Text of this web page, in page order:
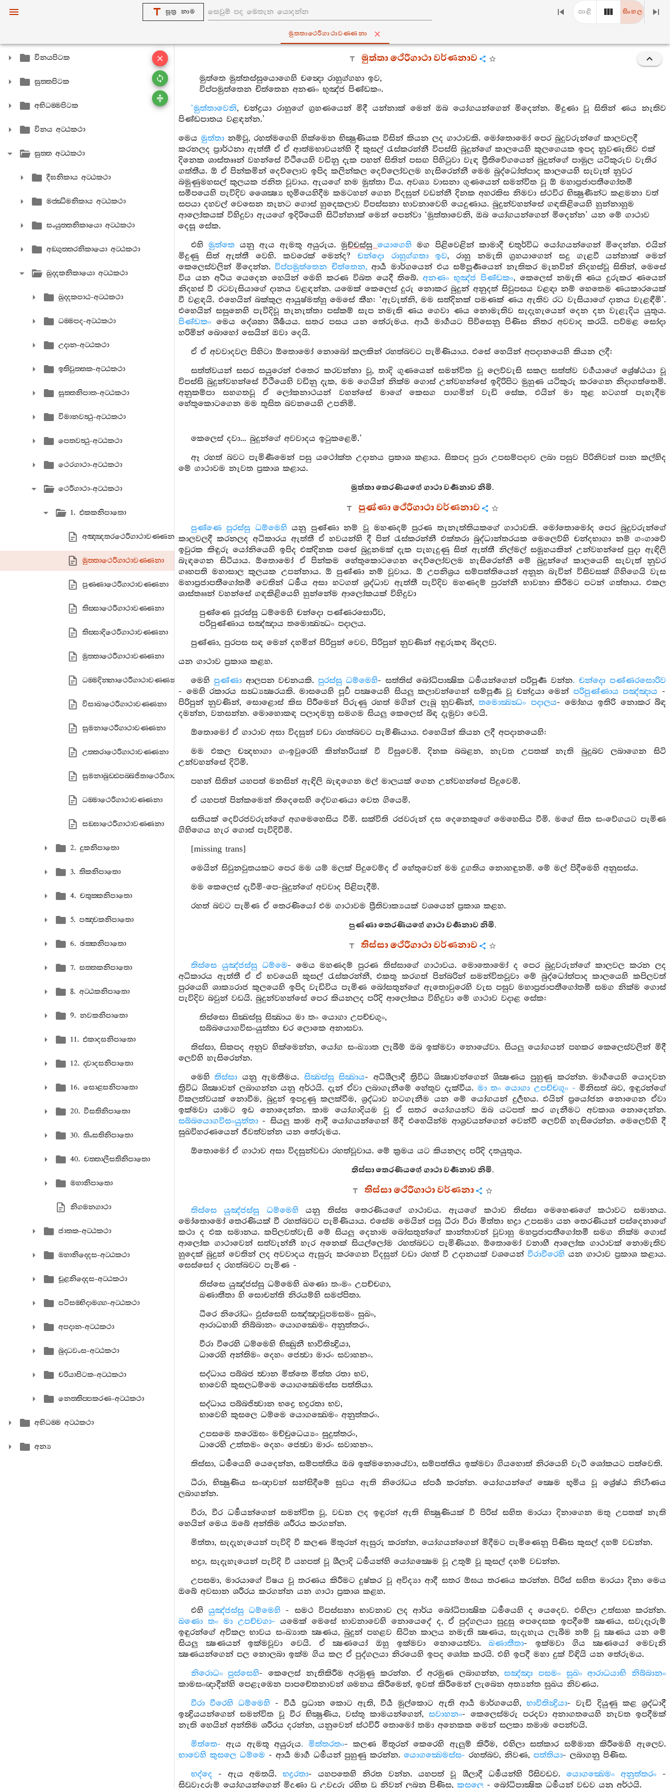
සූත්‍ර නාම පාළි සිංහල
මුත‍්තාථෙරීගාථාවණ‍්ණනා
විනයපිටක
සුත‍්තපිටක
අභිධම‍්මපිටක
විනය අට‍්ඨකථා
සුත‍්ත අට‍්ඨකථා
දීඝනිකාය අට‍්ඨකථා
මජ‍්ඣිමනිකාය අට‍්ඨකථා
සංයුත‍්තනිකායො අට‍්ඨකථා
අඞ‍්ගුත‍්තරනිකායො අට‍්ඨකථා
ඛුද‍්දකනිකායො අට‍්ඨකථා
ඛුද‍්දකපාඨ-අට‍්ඨකථා
ධම‍්මපද-අට‍්ඨකථා
උදාන-අට‍්ඨකථා
ඉතිවුත‍්තක-අට‍්ඨකථා
සුත‍්තනිපාත-අට‍්ඨකථා
විමානවත්‍ථු-අට‍්ඨකථා
පෙතවත්‍ථු-අට‍්ඨකථා
ථෙරගාථා-අට‍්ඨකථා
ථෙරීගාථා-අට‍්ඨකථා
1. එකකනිපාතො
අඤ‍්ඤතරථෙරීගාථාවණ‍්ණනා
මුත‍්තාථෙරීගාථාවණ‍්ණනා
පුණ‍්ණාථෙරීගාථාවණ‍්ණනා
තිස‍්සාථෙරීගාථාවණ‍්ණනා
තිස‍්සාදිථෙරීගාථාවණ‍්ණනා
මුත‍්තාථෙරීගාථාවණ‍්ණනා
ධම‍්මදින‍්නාථෙරීගාථාවණ‍්ණනා
විසාඛාථෙරීගාථාවණ‍්ණනා
සුමනාථෙරීගාථාවණ‍්ණනා
උත‍්තරාථෙරීගාථාවණ‍්ණනා
සුමනාබුඩ‍්ඪපබ‍්බජිතාථෙරීගාථාවණ‍්ණනා
ධම‍්මාථෙරීගාථාවණ‍්ණනා
සඞ‍්ඝාථෙරීගාථාවණ‍්ණනා
2. දුකනිපාතො
3. තිකනිපාතො
4. චතුක‍්කනිපාතො
5. පඤ‍්චකනිපාතො
6. ඡක‍්කනිපාතො
7. සත‍්තකනිපාතො
8. අට‍්ඨකනිපාතො
9. නවකනිපාතො
11. එකාදසනිපාතො
12. ද‍්වාදසනිපාතො
16. සොළසනිපාතො
20. වීසතිනිපාතො
30. තිංසතිනිපාතො
40. චත‍්තාලීසතිනිපාතො
මහානිපාතො
නිගමනගාථා
ජාතක-අට‍්ඨකථා
මහානිද‍්දෙස-අට‍්ඨකථා
චූළනිද‍්දෙස-අට‍්ඨකථා
පටිසම‍්භිදාමග‍්ග-අට‍්ඨකථා
අපදාන-අට‍්ඨකථා
බුද‍්ධවංස-අට‍්ඨකථා
චරියාපිටක-අට‍්ඨකථා
නෙත‍්තිප‍්පකරණ-අට‍්ඨකථා
අභිධම‍්ම අට‍්ඨකථා
අන්‍ය
මුත්තා ථේරීගාථා වර්ණනාව
මුත්තෙ මුත්තස්සුයොගෙහි චන්‍දො රාහුග්ගහා ඉව,
විප්පමුත්තෙන චිත්තෙන අනණං භුඤ්ජ පිණ්ඩකං.
‘මුත්තාවෙනි, චන්ද්‍රයා රාහුගේ ග්‍රහණයෙන් මිදී යන්නාක් මෙන් ඔබ යෝගයන්ගෙන් මිදෙන්න. මිදුණා වූ සිතින් ණය නැතිව
පිණ්ඩපාතය වළඳන්න.’
මෙය මුත්තා නම්වූ, රහත්මගෙහි හික්මෙන භික්‍ෂුණියක විසින් කියන ලද ගාථාවකි. මෝතොමෝ පෙර බුදුවරුන්ගේ කාලවලදී
කරනලද ප්‍රාර්ථනා ඇත්තී ඒ ඒ ආත්මභාවයන්හි දී කුසල් රැස්කරන්නී විපස්සි බුදුන්ගේ කාලයෙහි කුලගෙයක ඉපද නුවණැතිව එක්
දිනෙක ශාස්තෲන් වහන්සේ වීථියෙහි වඩිනු දැක පහන් සිතින් පසඟ පිහිටුවා වැඳ ප්‍රීතිවේගයෙන් බුදුන්ගේ පාමුල යටිකුරුව වැතිර
ගත්තීය. ඕ ඒ පින්කමින් දෙව්ලොව ඉපිද කලින්කල දෙව්ලෝවලම හැසිරෙන්නී මෙම බුද්ධෝත්පාද කාලයෙහි සැවැත් නුවර
බමුණුමහසල් කුලයක ජනිත වූවාය. ඇයගේ නම මුත්තා විය. අවශ්‍ය වාසනා ගුණයෙන් සමන්විත වූ ඕ මහාප්‍රජාපතීගෝතමී
සමීපයෙහි පැවිදිව ශෛක්‍ෂ්‍ය භූමියෙහිදීම කමටහන් ගෙන විදසුන් වඩන්නී දිනක අහරකිස නිමවා ස්ථවිර භික්‍ෂුණීන්ට කළමනා වත්
සපයා දහවල් වෙසෙන තැනට ගොස් හුදෙකලාව විපස්සනා භාවනාවෙහි යෙදුණාය. බුදුන්වහන්සේ ගඳකිළියෙහි හුන්නාහුම
ආලෝකයක් විහිදුවා ඇයගේ ඉදිරියෙහි සිටින්නාක් මෙන් පෙන්වා ‘මුත්තාවෙනි, ඔබ යෝගයන්ගෙන් මිදෙන්න’ යන මේ ගාථාව
දෙසූ සේක.
එහි මුත්තෙ යනු ඇය ඇමතූ අයුරුය.මුච්චස්සුයොගෙහි මග පිළිවෙළින් කාමාදී චතුර්විධ යෝගයන්ගෙන් මිදෙන්න. එයින්
මිදුණු සිත් ඇත්තී වෙහි. කවරෙක් මෙන්ද? චන්දො රාහුග්ගතා ඉව, රාහු නමැති ග්‍රහයාගෙන් සදු ගැළවී යන්නාක් මෙන්
කෙලෙස්වලින් මිදෙන්න.විප්පමුත්තෙන චිත්තෙන, ආර්‍ය මාර්ගයෙන් එය සම්පූර්‍ණයෙන් නැතිකර මැනවින් නිදහස්වූ සිතින්, මෙසේ
විය යන අර්‍ථය යෙදෙන හෙයින් මෙහි කරණ විබත යෙදී තිබේ.අනණං භුඤ්ජ පිණ්ඩකං, කෙලෙස් නමැති ණය දුරුකර ණයෙන්
නිදහස් වී රටවැසියාගේ දානය වළඳන්න. යමෙක් කෙලෙස් දුරු නොකර බුදුන් අනුදත් සිවුපසය වළඳා නම් හෙතෙම ණයකාරයෙක්
වී වළඳයි. එහෙයින් බක්කුල ආයුෂ්මත්හු මෙසේ කීහ: ‘ඇවැත්නි, මම සත්දිනක් පමණක් ණය ඇතිව රට වැසියාගේ දානය වැළඳීමි’.
එහෙයින් සසුනෙහි පැවිදිවූ තැනැත්තා පස්කම් සැප නමැති ණය ගෙවා ණය නොමැතිව සැදැහැයෙන් දෙන දන වැළැදිය යුතුය.
පිණ්ඩකංමෙය දේශනා ශීර්‍ෂයය. සතර පසය යන තේරුමය. ආර්‍ය මාර්‍ගයට පිවිසෙනු පිණිස නිතර අවවාද කරයි. පව්මළ සෝදා
හරිමින් බොහෝ සෙයින් ඔවා දෙයි.
ඒ ඒ අවවාදවල පිහිටා ඕතොමෝ නොබෝ කලකින් රහත්බවට පැමිණියාය. එසේ හෙයින් අපදානයෙහි කියන ලදී:
සත්ත්වයන් සසර සයුරෙන් එතෙර කරවන්නා වූ, තාදි ගුණයෙන් සමන්විත වූ ලෙව්වැසි සකල සත්ත්ව වර්‍ගයාගේ ශ්‍රේෂ්ඨයා වූ
විපස්සි බුදුන්වහන්සේ වීථියෙහි වඩිනු දැක, මම ගෙයින් නික්ම ගොස් උන්වහන්සේ ඉදිරිපිට මුහුණ යටිකුරු කරගෙන නිදාගත්තෙමි.
අනුකම්පා සහගතවූ ඒ ලෝකනාථයන් වහන්සේ මාගේ කෙසග පාගමින් වැඩි සේක, එයින් මා තුළ හටගත් පැහැදීම
හේතුකොටගෙන මම තුසිත බවනයෙහි උපනිමි.
කෙලෙස් දවා... බුදුන්ගේ අවවාදය ඉටුකළෙමි.’
ඈ රහත් බවට පැමිණීමෙන් පසු යථෝක්ත උදානය ප්‍රකාශ කළාය. සිකපද පුරා උපසම්පදාව ලබා පසුව පිරිනිවන් පාන කල්හිද
මේ ගාථාවම නැවත ප්‍රකාශ කළාය.
මුත්තා තෙරණියගේ ගාථා වර්‍ණනාව නිමි.
පුණ්ණා ථේරීගාථා වර්ණනාව
පුණ්ණෙ පූරස්සු ධම්මෙහි යනු පුණ්ණා නම් වූ මහණදම් පුරණ තැනැත්තියකගේ ගාථාවකි. මෝතොමෝද පෙර බුදුවරුන්ගේ
කාලවලදී කරනලද අධිකාරය ඇත්තී ඒ හවයන්හි දී පින් රැස්කරන්නී එක්තරා බුද්ධාන්තරයක මෙලෙව්හි චන්දභාගා නම් ගංගාවේ
ඉවුරක කිඳුරු යෝනියෙහි ඉපිද එක්දිනක පසේ බුදුනමක් දැක පැහැදුණු සිත් ඇත්තී නිල්මල් සමූහයකින් උන්වහන්සේ පුදා ඇඳිලි
බැඳගෙන සිටියාය. ඕතොමෝ ඒ පින්කම හේතුකොටගෙන දෙව්ලෝවලම හැසිරෙන්නී මේ බුදුන්ගේ කාලයෙහි සැවැත් නුවර
ගෘහපති මහාසාල කුලයක උපන්නාය. ඕ පුණ්ණා නම් වූවාය. ඕ උපනිශ්‍රය සම්පත්තියෙන් අනූන බැවින් විසිවසක් ගිහිගෙයි වැස
මහාප්‍රජාපතීගෝතමී වෙතින් ධර්‍මය අසා හටගත් ශ්‍රද්ධාව ඇත්තී පැවිදිව මහණදම් පුරන්නී භාවනා කිරීමට පටන් ගත්තාය. එකල
ශාස්තෲන් වහන්සේ ගඳකිළියෙහි හුන්නේම ආලෝකයක් විහිදුවා
පුණ්ණෙ පූරස්සු ධම්මෙහි චන්දො පණ්ණරසොරිව,
පරිපුණ්ණාය සඤ්ඤාය තමොක්‍ඛන්‍ධං පදාලය.
පුණ්ණා, පුරපස සඳ මෙන් දහමින් පිරිපුන් වෙව, පිරිපුන් නුවණින් අඳුරුකඳ බිඳලව.
යන ගාථාව ප්‍රකාශ කළහ.
මෙහි පුණ්ණාආලපන වචනයකි.පුරස්සු ධම්මෙහි- සත්තිස් බෝධිපාක්‍ෂික ධර්‍මයන්ගෙන් පරිපූර්‍ණ වන්න. චන්දො පණ්ණරසොරිව
- මෙහි රකාරය සන්‍ධ්‍යක්‍ෂරයකි. මාසයෙහි පූර්‍ව පක්‍ෂයෙහි සියලු කලාවන්ගෙන් සම්පූර්‍ණ වූ චන්ද්‍රයා මෙන් පරිපුණ්ණාය පඤ්ඤාය -
පිරිපුන් නුවණින්, සොළොස් කිස පිරීමෙන් පිරුණු රහත් මගින් ලැබූ නුවණින්,තමොක්‍ඛන්‍ධං පදාලය- මෝහය ඉතිරි නොකර බිඳ
දමන්න, වනසන්න. මොහොකඳ පලාදමනු සමගම සියලු කෙලෙස් බිඳ දැමුවා වෙයි.
ඕතොමෝ ඒ ගාථාව අසා විදසුන් වඩා රහත්බවට පැමිණියාය. එහෙයින් කියන ලදී අපදානයෙහි:
මම එකල චන්‍දභාගා ගංඉවුරෙහි කින්නරියක් වී විසුවෙමි. දිනක බබළන, නැවත උපතක් නැති බුදුබව ලබාගෙන සිටි
උන්වහන්සේ දිටිමි.
පහන් සිතින් යහපත් මනසින් ඇඳිලි බැඳගෙන මල් මාලයක් ගෙන උන්වහන්සේ පිදුවෙමි.
ඒ යහපත් පින්කමෙන් තිදෙසෙහි දේවගණයා වෙත ගියෙමි.
සතියක් දෙව්රජවරුන්ගේ අගමෙහෙසිය වීමි. සක්විති රජවරුන් දස දෙනෙකුගේ මෙහෙසිය වීමි. මගේ සිත සංවේගයට පැමිණ
ගිහිගෙය හැර ගොස් පැවිදිවීමි.
[missing trans]
මෙයින් සිවුනවුතයකට පෙර මම යම් මලක් පිදුවෙම්ද ඒ හේතුවෙන් මම දුගතිය නොහඳුනමි. මේ මල් පිදීමෙහි අනුසස්ය.
මම කෙලෙස් දැවීමි-පෙ-බුදුන්ගේ අවවාද පිළිපැදීමි.
රහත් බවට පැමිණ ඒ තෙරණියෝ එම ගාථාවම ප්‍රීතිවාක්‍යයක් වශයෙන් ප්‍රකාශ කළහ.
පුණ්ණා තෙරණියගේ ගාථා වර්‍ණනාව නිමි.
තිස්සා ථේරීගාථා වර්ණනාව
තිස්සෙ යුඤ්ජස්සු ධම්මෙ- මෙය මහණදම් පුරණ තිස්සාගේ ගාථාවය. මොතොමෝ ද පෙර බුදුවරුන්ගේ කාලවල කරන ලද
අධිකාරය ඇත්තී ඒ ඒ භවයෙහි කුසල් රැස්කරන්නී, එකතු කරගත් පින්බරින් සමන්විතවූවා මේ බුද්ධෝත්පාද කාලයෙහි කපිලවත්
පුරයෙහි ශාක්‍යරාජ කුලයෙහි ඉපිද වැඩිවිය පැමිණ බෝසතුන්ගේ ඇතොවුරෙහි වැස පසුව මහාප්‍රජාපතීගෝතමී සමග නික්ම ගොස්
පැවිදිව බවුන් වඩයි. බුදුන්වහන්සේ පෙර කියනලද පරිදි ආලෝකය විහිදුවා මේ ගාථාව වදාළ සේක:
තිස්සො සික්‍ඛස්සු සික්‍ඛාය මා තං යොගා උපච්චගුං,
සබ්බයොගවිසංයුත්තා චර ලොකෙ අනාසවා.
තිස්සා, සිකපද අනුව හික්මෙන්න, යෝග සංඛ්‍යාත ලැබීම් ඔබ ඉක්මවා නොයේවා. සියලු යෝගයන් පහකර කෙලෙස්වලින් මිදී
ලෙව්හි හැසිරෙන්න.
මෙහිතිස්සා යනු ඇමතීමය. සික්‍ඛස්සු සික්‍ඛාය- අධිශීලාදී ත්‍රිවිධ ශික්‍ෂාවන්ගෙන් ශික්‍ෂණය පුහුණු කරන්න. මාර්‍ගයෙහි යොදවන
ත්‍රිවිධ ශික්‍ෂාවන් ලබාගන්න යනු අර්ථයි. දැන් ඒවා ලබාගැනීමේ හේතුව දැක්වීය. මා තං යොගා උපච්චගූං - මිනිසත් බව, ඉඳුරන්ගේ
විකලත්වයක් නොවීම, බුදුන් ඉපදුණු කලක්වීම, ශ්‍රද්ධාව හටගැනීම යන මේ යෝගයන් දුර්‍ලභය. එයින් ප්‍රයෝජන නොගෙන ඒවා
ඉක්මවා යාමට ඉඩ නොදෙන්න. කාම යෝගාදියම වූ ඒ සතර යෝගයන්ට ඔබ යටපත් කර ගැනීමට අවකාශ නොදෙන්න.
සබ්බයොගවිසංයුත්තා - සියලු කාම ආදී යෝගයන්ගෙන් මිදී එහෙයින්ම ආශ්‍රවයන්ගෙන් වෙන්වී ලෙව්හි හැසිරෙන්න. මෙලෙව්හි දී
සුඛවිහරණයෙන් ජීවත්වන්න යන තේරුමය.
ඕතොමෝ ඒ ගාථාව අසා විදසුන්වඩා රහත්වූවාය. මේ ක්‍රමය යට කියනලද පරිදි දතයුතුය.
තිස්සා තෙරණියගේ ගාථා වර්‍ණනාව නිමි.
තිස්සා ථේරීගාථා වර්ණනා
තිස්සෙ යුඤ්ජස්සු ධම්මෙහි යනු තිස්ස තෙරණියගේ ගාථාවය. ඇයගේ කථාව තිස්සා මෙහෙණගේ කථාවට සමානය.
මෝතොමෝ තෙරණියක් වී රහත්බවට පැමිණියාය. එසේම මෙයින් පසු ධීරා වීරා මිත්තා භද්‍රා උපසමා යන තෙරණියන් පස්දෙනාගේ
කථා ද එක සමානය. කපිලවත්වැසි මේ සියලු දෙනාම බෝසතුන්ගේ කාන්තාවන් වූවාහු මහප්‍රජාපතීගෝතමී සමග නික්ම ගොස්
ආලෝක ගාථාවෙන් සත්වැන්නී හැර අනෙක් සියල්ලෝම රහත්බවට පැමිණියහ. ඕතොමෝ වනාහී ආලෝක ගාථාවක් නොමැතිව
හුදෙක් බුදුන් වෙතින් ලද අවවාදය ඇසුරු කරගෙන විදසුන් වඩා රහත් වී උදානයක් වශයෙන් වීරාවීරෙහි යන ගාථාව ප්‍රකාශ කළාය.
සෙස්සෝ ද රහත්බවට පැමිණ -
තිස්සෙ යුඤ්ජස්සු ධම්මෙහි ඛණො තංමං උපච්චගා,
ඛණාතීතා හි සොචන්ති නිරයම්හි සමප්පිතා.
ධීරෙ නිරෝධං ඵුස්සෙහි සඤ්ඤාවූපමසමං සුඛං,
ආරාධහාහි නිබ්බානං යොගක්‍ඛෙමං අනුත්තරං.
වීරා වීරෙහි ධම්මෙහි භික්‍ඛුනී භාවිතින්‍ද්‍රියා,
ධාරෙහි අන්තිමං දෙහං ජෙත්‍වා මාරං සවාහනං.
සද්ධාය පබ්බජ ත්‍වාන මිත්තෙ මිත්ත රතා භව,
භාවෙහි කුසලධම්මෙ යොගක්‍ඛෙමස්ස පත්තියා.
සද්ධාය පබ්බජිත්‍වාන භද්‍රෙ භද්‍රරතා භව,
භාවෙහි කුසලෙ ධම්මෙ යොගක්‍ඛෙමං අනුත්තරං.
උපසමෙ තරෙඔඝං මච්චුධෙය්‍යං සුදුත්තරං,
ධාරෙහි උත්තමං දෙහං ජෙත්‍වා මාරං සවාහනං.
තිස්සා, ධර්‍මයෙහි යෙදෙන්න, සම්පත්තිය ඔබ ඉක්මනොයේවා, සම්පත්තිය ඉක්මවා ගියහොත් නිරයෙහි වැටී ශෝකයට පත්වෙති.
ධීරා, භික්‍ෂුණිය සංඥාවන් සන්සිදීමේ සුවය ඇති නිරෝධය ස්පර්‍ශ කරන්න. යෝගයන්ගේ ක්‍ෂෙම භූමිය වූ ශ්‍රේෂ්ඨ නිර්‍වාණය
ලබාගන්න.
වීරා, වීර ධර්‍මයන්ගෙන් සමන්විත වූ, වඩන ලද ඉඳුරන් ඇති භික්‍ෂුණියක් වී පිරිස් සහිත මාරයා දිනාගෙන මතු උපතක් නැති
හෙයින් මෙය ඔබේ අන්තිම ශරීරය කරගන්න.
මිත්තා, සැදැහැයෙන් පැවිදි වී කලණ මිතුරන් ඇසුරු කරන්න, යෝගයන්ගෙන් මිදීමට පැමිණෙනු පිණිස කුසල් දහම් වඩන්න.
භද්‍රා, සැදැහැයෙන් පැවිදි වී යහපත් වූ ශීලාදි ධර්‍මයන්හි යෝගක්‍ෂෙම වූ උතුම් වූ කුසල් දහම් වඩන්න.
උපසමා, මාරයාගේ විෂය වූ තරණය කිරීමට දුෂ්කර වූ අවිද්‍යා ආදී සතර ඕඝය තරණය කරන්න. පිරිස් සහිත මාරයා දිනා මෙය
ඔබේ අවසාන ශරීරය කරගන්න යන ගාථා ප්‍රකාශ කළහ.
එහි යුඤ්ජස්සු ධම්මෙහි - සමථ විපස්සනා භාවනාව ලද ආර්ය බෝධිපාක්‍ෂික ධර්‍මයෙහි ද යෙදෙව. එහිලා උත්සාහ කරන්න.
ඛණො තං මා උපච්චගා- යමෙක් මෙසේ භාවනාවෙහි නොයෙදේ ද, ඒ පුද්ගලයා සුදුසු පෙදෙසක ඉපදීමේ ක්‍ෂණය, සවැදෑරුම්
ඉඳුරන්ගේ අවිකල භාවය සංඛ්‍යාත ක්‍ෂණය, බුදුන් පහළව සිටින කාලය නමැති ක්‍ෂණය, සැදැහැය ලැබීම නම් වූ ක්‍ෂණය යන මේ
සියලු ක්‍ෂණයන් ඉක්මවූවා වෙයි. ඒ ක්‍ෂණයෝ ඔහු ඉක්මවා නොයෙත්වා.ඛණාතීතා- ඉක්මවා ගිය ක්‍ෂණයෝ මෙවැනි
ක්‍ෂණයන්ගෙන් පල නොලබා ඉක්ම ගිය කල ඒ පුද්ගලයා නිරයෙහි ඉපද ශෝක කරයි. එහි ඉපදී මහා දුක් විඳියි යන තේරුමය.
නිරොධං පුස්සෙහි- කෙලෙස් නැතිකිරීම අරමුණු කරන්න. ඒ අරමුණ ලබාගන්න,සඤ්ඤා පසමං සුඛං ආරාධයාභි නිබ්බානං
කාමසංඥාදීන්හි පෙළැඹෙන පාපචේතනාවන් ශමනය කිරීමෙන්, ඉවත් කිරීමෙන් ලැබෙන අත්‍යන්ත සුඛය නිවණය.
වීරා වීරෙහි ධම්මෙහි - වීර්‍ය ප්‍රධාන කොට ඇති, වීර්‍ය මුල්කොට ඇති ආර්‍ය මාර්ගයෙහි,භාවිතින්‍ද්‍රියා- වැඩි දියුණු කළ ශ්‍රද්ධාදී
ඉන්‍ද්‍රියයන්ගෙන් සමන්විත වූ වීර භික්‍ෂුණිය, වස්තු කාමයන්ගෙන්, සවාහනං- කෙලෙස්මරු පරදවා අනාගතයෙහි නැවත ඉපදීමක්
නැති හෙයින් අන්තිම ශරීරය දරන්න, යනුවෙන් ස්ථවිරී තොමෝ තමා අනෙකක මෙන් සලකා තමාම පෙන්වයි.
මිත්තෙ- ඇය ඇමතූ අයුරුය. මිත්තරතං- කලණ මිතුරන් කෙරෙහි ඇලුම් කිරීම, එහිලා සත්කාර සම්මාන කිරීමෙහි ඇලෙව.
භාවෙහි කුසලෙ ධම්මෙ - ආර්‍ය මාර්‍ග ධර්‍මයන් පුහුණු කරන්න. යොගක්‍ඛෙමස්ස- රහත්බව, නිවණ, පත්තියා- ලබාගනු පිණිස.
භද්දෙ - ඇය අමතයි. භද්‍රරතා- යහපතෙහි නිරත වන්න. යහපත් වූ ශීලාදී ධර්‍මයන්හි රිසිවඩව. යොගක්‍ඛෙමං අනුත්තරං-
සිවුවැදරුම් යෝගයන්ගෙන් මිදුණා වූ උවදුරු රහිත වූ නිවන් ලබනු පිණිස, කුසලෙ - බෝධිපාක්‍ෂික ධර්‍මයන් වඩව යනු අර්ථයි.